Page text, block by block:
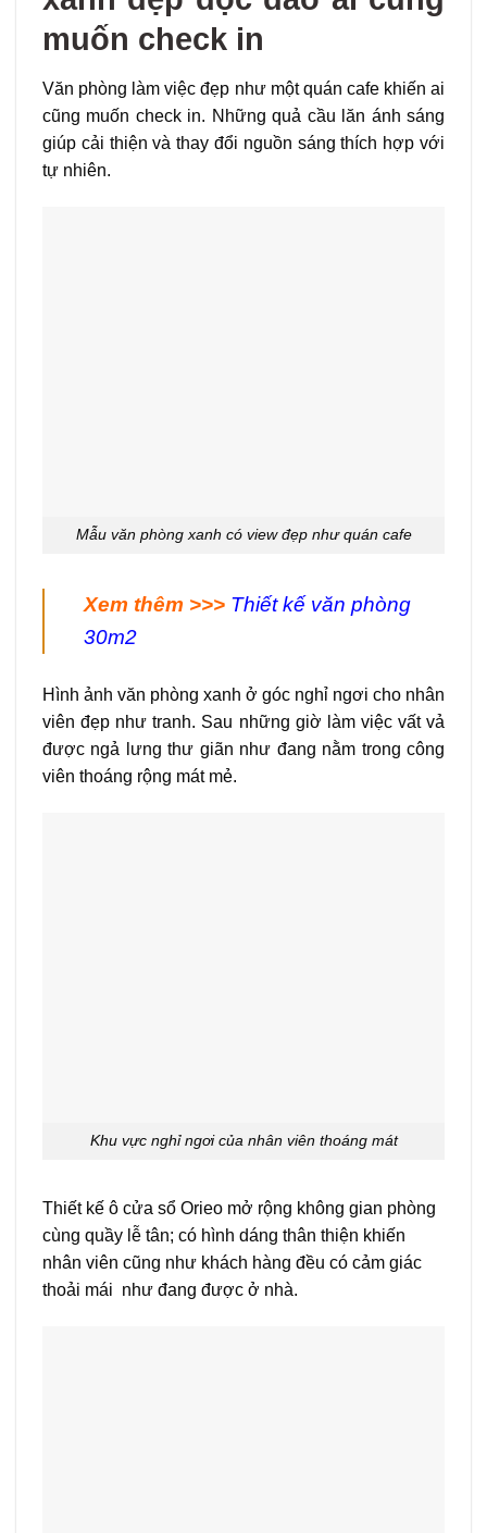
muốn check in
Văn phòng làm việc đẹp như một quán cafe khiến ai
cũng muốn check in. Những quả cầu lăn ánh sáng
giúp cải thiện và thay đổi nguồn sáng thích hợp với
tự nhiên.
Mẫu văn phòng xanh có view đẹp như quán cafe
Xem thêm >>> Thiết kế văn phòng
30m2
Hình ảnh văn phòng xanh ở góc nghỉ ngơi cho nhân
viên đẹp như tranh. Sau những giờ làm việc vất vả
được ngả lưng thư giãn như đang nằm trong công
viên thoáng rộng mát mẻ.
Khu vực nghỉ ngơi của nhân viên thoáng mát
Thiết kế ô cửa sổ Orieo mở rộng không gian phòng
cùng quầy lễ tân; có hình dáng thân thiện khiến
nhân viên cũng như khách hàng đều có cảm giác
thoải mái như đang được ở nhà.